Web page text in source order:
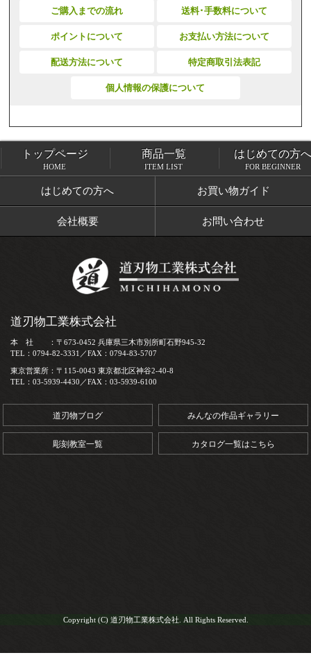
ご購入までの流れ 送料･手数料について
ポイントについて お支払い方法について
配送方法について 特定商取引法表記
個人情報の保護について
トップページ 商品一覧
はじめての方へ お買い物ガイド
会社概要 お問い合わせ
トップページ
HOME
商品一覧
ITEM LIST
はじめての方へ
FOR BEGINNER
道刃物工業株式会社
本 社 ：〒673-0452 兵庫県三木市別所町石野945-32
TEL：0794-82-3331／FAX：0794-83-5707
東京営業所：〒115-0043 東京都北区神谷2-40-8
TEL：03-5939-4430／FAX：03-5939-6100
道刃物ブログ みんなの作品ギャラリー
彫刻教室一覧 カタログ一覧はこちら
Copyright (C) 道刃物工業株式会社. All Rights Reserved.